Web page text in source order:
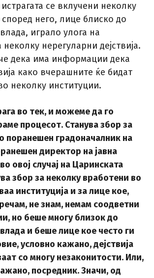
се вклучени неколку
него, лице блиско до
играло улога на
нерегуларни дејствија.
дека има информации дека
како вчерашните ќе бидат
неколку институции.
во тек, и можеме да го
процесот. Станува збор за
поранешен градоначалник на
директор на јавна
овој случај на Царинската
збор за неколку вработени во
институција и за лице кое,
не знам, немам соодветни
но беше многу близок до
и беше лице кое често ги
условно кажано, дејствија
со многу незаконитости. Или,
посредник. Значи, од